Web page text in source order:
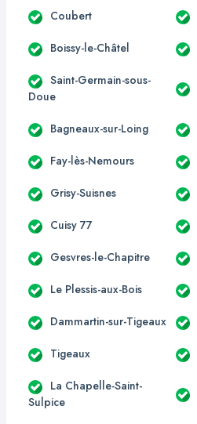
Coubert
Boissy-le-Châtel
Saint-Germain-sous-
Doue
Bagneaux-sur-Loing
Fay-lès-Nemours
Grisy-Suisnes
Cuisy 77
Gesvres-le-Chapitre
Le Plessis-aux-Bois
Dammartin-sur-Tigeaux
Tigeaux
La Chapelle-Saint-
Sulpice